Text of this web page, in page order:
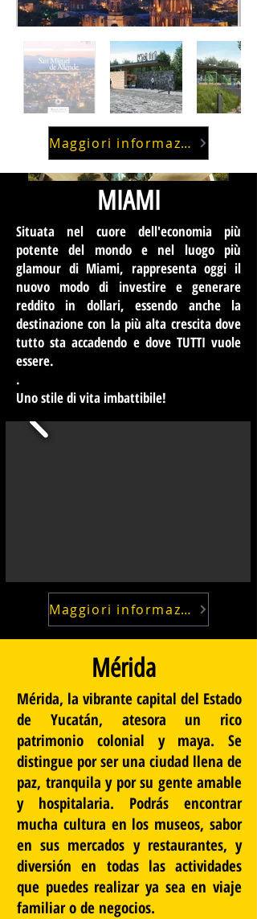
Maggiori informazioni
MIAMI
Situata nel cuore dell'economia più
potente del mondo e nel luogo più
glamour di Miami, rappresenta oggi il
nuovo modo di investire e generare
reddito in dollari, essendo anche la
destinazione con la più alta crescita dove
tutto sta accadendo e dove TUTTI vuole
essere.
.
Uno stile di vita imbattibile!
Maggiori informazioni
Mérida
Mérida, la vibrante capital del Estado
de Yucatán, atesora un rico
patrimonio colonial y maya. Se
distingue por ser una ciudad llena de
paz, tranquila y por su gente amable
y hospitalaria. Podrás encontrar
mucha cultura en los museos, sabor
en sus mercados y restaurantes, y
diversión en todas las actividades
que puedes realizar ya sea en viaje
familiar o de negocios.